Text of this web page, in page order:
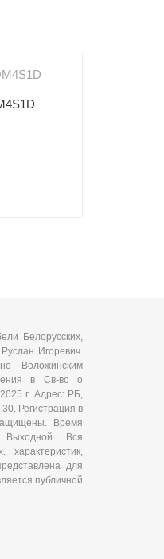
Белорусских,
Игоревич.
Воложинским
в Св-во о
г. Адрес: РБ,
Регистрация в
Время
Вся
для
публичной